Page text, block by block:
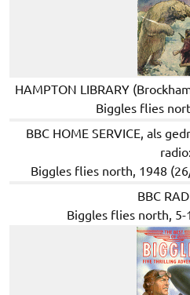
HAMPTON LIBRARY
Biggles flies
BBC HOME SERVICE, als
radio:
Biggles flies north, 1948
BBC
Biggles flies north, 5-